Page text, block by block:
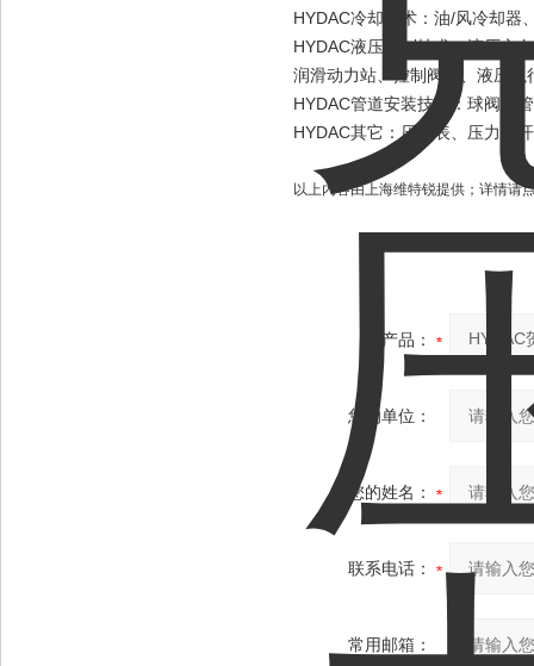
HYDAC冷却技术：油/风冷却器
HYDAC液压控制技术：液压方
润滑动力站、控制阀块、液压执
HYDAC管道安装技术：球阀、
HYDAC其它：压力表、压力表
以上内容由上海维特锐提供；详情请
产品：
您的单位：
您的姓名：
联系电话：
常用邮箱：